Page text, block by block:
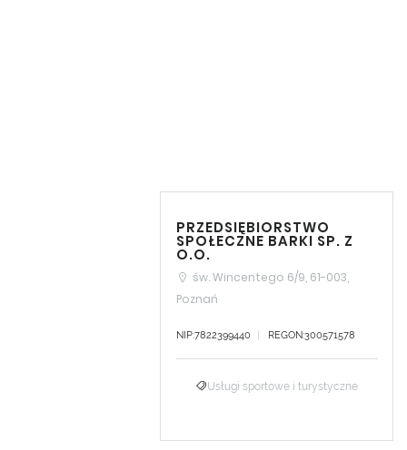
PRZEDSIĘBIORSTWO
SPOŁECZNE BARKI SP. Z
O.O.
św. Wincentego 6/9, 61-003,
Poznań
NIP:7822399440 REGON:300571578
Usługi sportowe i turystyczne